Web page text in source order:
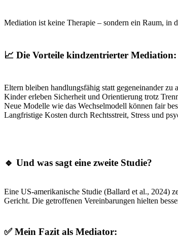
Mediation ist keine Therapie – sondern ein Raum, in
📈 Die Vorteile kindzentrierter Mediation:
Eltern bleiben handlungsfähig statt gegeneinander zu
Kinder erleben Sicherheit und Orientierung trotz
Neue Modelle wie das Wechselmodell können fair
Langfristige Kosten durch Rechtsstreit, Stress und
🔹 Und was sagt eine zweite Studie?
Eine US-amerikanische Studie (Ballard et al., 2024)
Gericht. Die getroffenen Vereinbarungen hielten
✅ Mein Fazit als Mediator: